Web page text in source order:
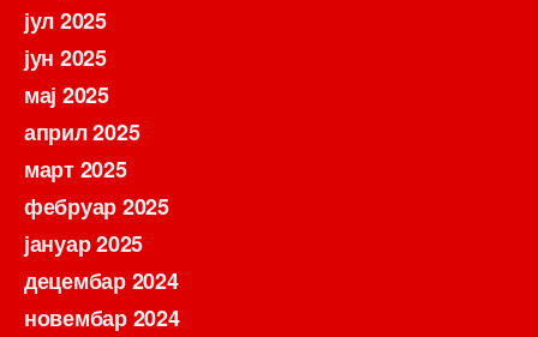
јул 2025
јун 2025
мај 2025
април 2025
март 2025
фебруар 2025
јануар 2025
децембар 2024
новембар 2024